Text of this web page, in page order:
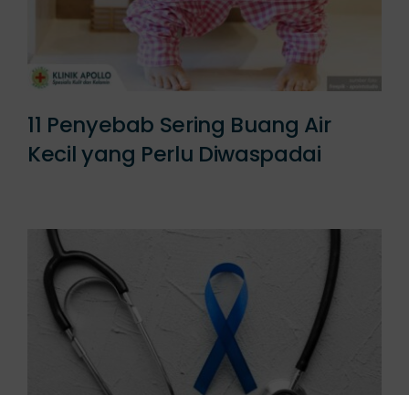
11 Penyebab Sering Buang Air
Kecil yang Perlu Diwaspadai